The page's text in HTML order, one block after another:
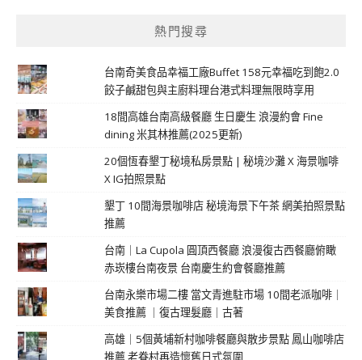
熱門搜尋
台南奇美食品幸福工廠Buffet 158元幸福吃到飽2.0
餃子鹹甜包與主廚料理台港式料理無限時享用
18間高雄台南高級餐廳 生日慶生 浪漫約會 Fine
dining 米其林推薦(2025更新)
20個恆春墾丁秘境私房景點 | 秘境沙灘 X 海景咖啡
X IG拍照景點
墾丁 10間海景咖啡店 秘境海景下午茶 網美拍照景點
推薦
台南｜La Cupola 圓頂西餐廳 浪漫復古西餐廳俯瞰
赤崁樓台南夜景 台南慶生約會餐廳推薦
台南永樂市場二樓 當文青進駐市場 10間老派咖啡｜
美食推薦 ｜復古理髮廳｜古著
高雄｜5個黃埔新村咖啡餐廳與散步景點 鳳山咖啡店
推薦 老眷村再造懷舊日式氛圍